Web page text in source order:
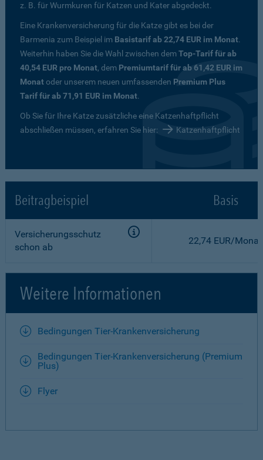
z. B. für Wurmkuren für Katzen und Kater abgedeckt.
Eine Krankenversicherung für die Katze gibt es bei der
Barmenia zum Beispiel im Basistarif ab 22,74 EUR im Monat.
Weiterhin haben Sie die Wahl zwischen demTop-Tarif für ab
40,54 EUR pro Monat, dem Premiumtarif für ab 61,42 EUR im
Monatoder unserem neuen umfassenden Premium Plus
Tarif für ab 71,91 EUR im Monat.
Ob Sie für Ihre Katze zusätzliche eine Katzenhaftpflicht
abschließen müssen, erfahren Sie hier:
Katzenhaftpflicht
Beitragbeispiel Basis
Versicherungsschutz
schon ab
22,74 EUR/Monat
Weitere Informationen
Bedingungen Tier-Krankenversicherung
Bedingungen Tier-Krankenversicherung (Premium
Plus)
Flyer